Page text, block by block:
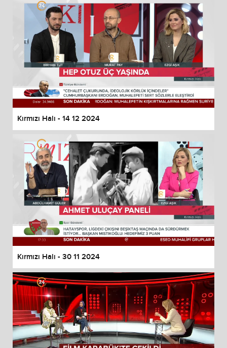
Kırmızı Halı - 14 12 2024
Kırmızı Halı - 30 11 2024